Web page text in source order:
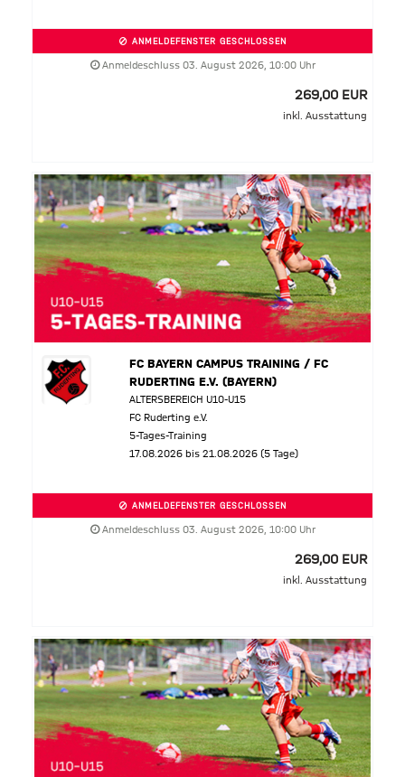
ANMELDEFENSTER GESCHLOSSEN
Anmeldeschluss 03. August 2026, 10:00 Uhr
269,00 EUR
inkl. Ausstattung
FC BAYERN CAMPUS TRAINING / FC
RUDERTING E.V. (BAYERN)
ALTERSBEREICH U10-U15
FC Ruderting e.V.
5-Tages-Training
17.08.2026 bis 21.08.2026 (5 Tage)
ANMELDEFENSTER GESCHLOSSEN
Anmeldeschluss 03. August 2026, 10:00 Uhr
269,00 EUR
inkl. Ausstattung